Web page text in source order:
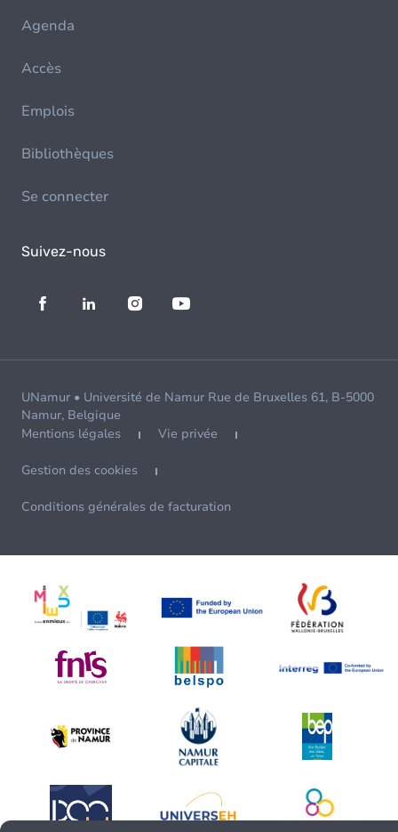
Agenda
Accès
Emplois
Bibliothèques
Se connecter
Suivez-nous
UNamur • Université de Namur Rue de Bruxelles 61, B-5000
Namur, Belgique
Mentions légales
Vie privée
Gestion des cookies
Conditions générales de facturation